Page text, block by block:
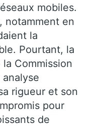
mobiles.
notamment en
la
Pourtant, la
Commission
rigueur et son
pour
de